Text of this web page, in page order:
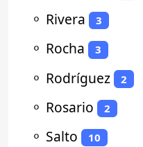
⚬ Rivera 3
⚬ Rocha 3
⚬ Rodríguez 2
⚬ Rosario 2
⚬ Salto 10